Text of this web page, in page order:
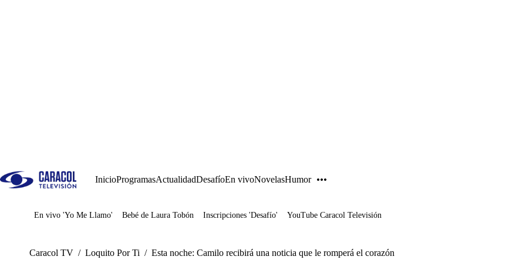
InicioProgramasActualidadDesafíoEn vivoNovelasHumor
Juegos
En vivo 'Yo Me Llamo' Bebé de Laura Tobón Inscripciones 'Desafío' YouTube Caracol Televisión
Caracol TV / Loquito Por Ti / Esta noche: Camilo recibirá una noticia que le romperá el corazón